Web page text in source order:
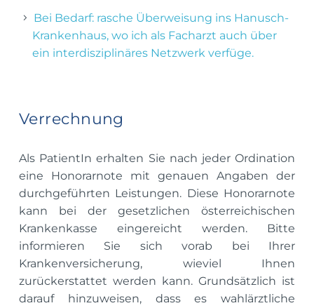
Bei Bedarf: rasche Überweisung ins Hanusch-
Krankenhaus, wo ich als Facharzt auch über
ein interdisziplinäres Netzwerk verfüge.
Verrechnung
Als PatientIn erhalten Sie nach jeder Ordination
eine Honorarnote mit genauen Angaben der
durchgeführten Leistungen. Diese Honorarnote
kann bei der gesetzlichen österreichischen
Krankenkasse eingereicht werden. Bitte
informieren Sie sich vorab bei Ihrer
Krankenversicherung, wieviel Ihnen
zurückerstattet werden kann. Grundsätzlich ist
darauf hinzuweisen, dass es wahlärztliche